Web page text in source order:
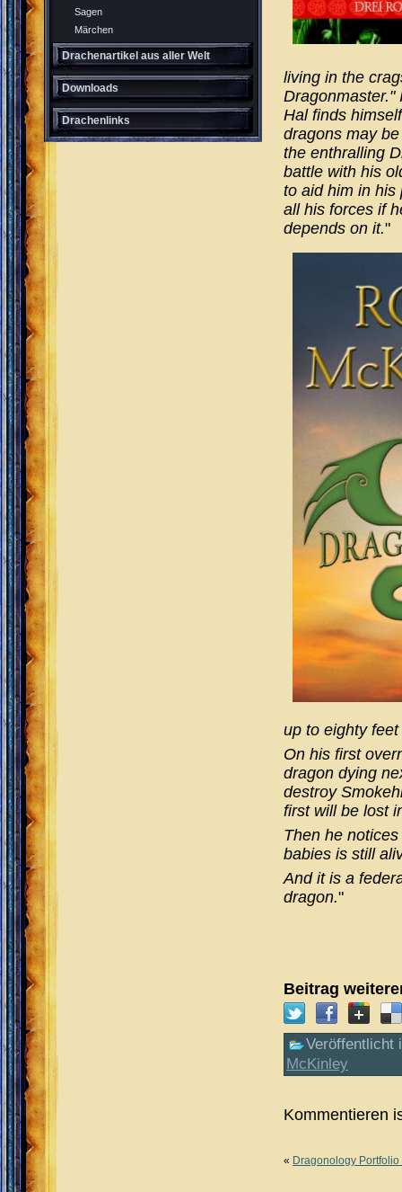
Sagen
Märchen
Drachenartikel aus aller Welt
Downloads
Drachenlinks
living in the
Dragonmaster."
Hal finds
dragons may
the enthralling
battle with his
to aid him in his
all his forces if
depends on it."
up to eighty
On his first
dragon dying
destroy
first will be lost
Then he
babies is still
And it is a
dragon."
Beitrag
Veröffentlicht
McKinley
Kommentieren
« Dragonology Portfolio